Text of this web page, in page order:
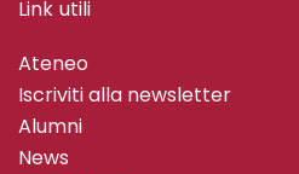
Link utili
Ateneo
Iscriviti alla newsletter
Alumni
News